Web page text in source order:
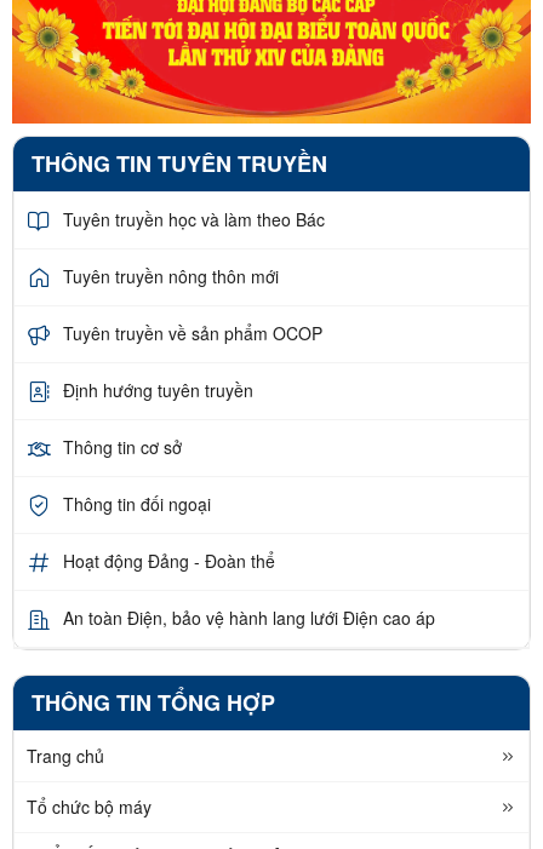
THÔNG TIN TUYÊN TRUYỀN
Tuyên truyền học và làm theo Bác
Tuyên truyền nông thôn mới
Tuyên truyền về sản phẩm OCOP
Định hướng tuyên truyền
Thông tin cơ sở
Thông tin đối ngoại
Hoạt động Đảng - Đoàn thể
An toàn Điện, bảo vệ hành lang lưới Điện cao áp
THÔNG TIN TỔNG HỢP
Trang chủ
Tổ chức bộ máy